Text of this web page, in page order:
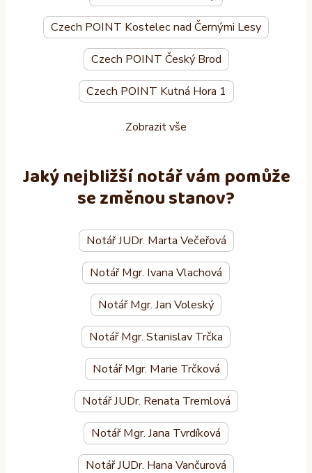
Czech POINT Kostelec nad Černými Lesy
Czech POINT Český Brod
Czech POINT Kutná Hora 1
Zobrazit vše
Jaký nejbližší notář vám pomůže
se změnou stanov?
Notář JUDr. Marta Večeřová
Notář Mgr. Ivana Vlachová
Notář Mgr. Jan Voleský
Notář Mgr. Stanislav Trčka
Notář Mgr. Marie Trčková
Notář JUDr. Renata Tremlová
Notář Mgr. Jana Tvrdíková
Notář JUDr. Hana Vančurová